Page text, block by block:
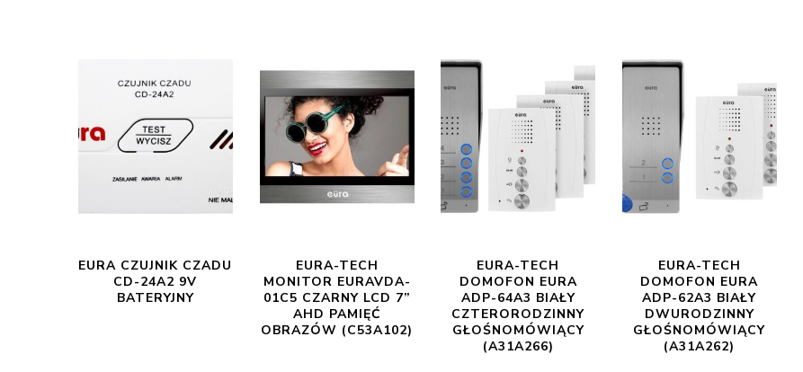
EURA CZUJNIK CZADU
CD-24A2 9V
BATERYJNY
EURA-TECH
MONITOR EURAVDA-
01C5 CZARNY LCD 7”
AHD PAMIĘĆ
OBRAZÓW (C53A102)
EURA-TECH
DOMOFON EURA
ADP-64A3 BIAŁY
CZTERORODZINNY
GŁOŚNOMÓWIĄCY
(A31A266)
EURA-TECH
DOMOFON EURA
ADP-62A3 BIAŁY
DWURODZINNY
GŁOŚNOMÓWIĄCY
(A31A262)